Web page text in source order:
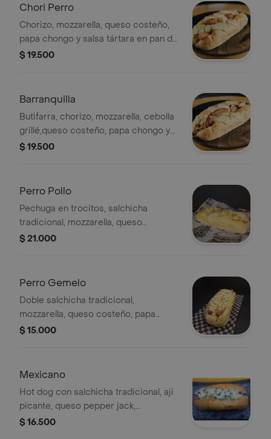
Chori Perro
Chorizo, mozzarella, queso costeño,
papa chongo y salsa tártara en pan de
perro caliente.
$ 19.500
Barranquilla
Butifarra, chorizo, mozzarella, cebolla
grillé,queso costeño, papa chongo y
salsa tártara
$ 19.500
Perro Pollo
Pechuga en trocitos, salchicha
tradicional, mozzarella, queso
costeño, papa chongo y salsa tártara
$ 21.000
Perro Gemelo
Doble salchicha tradicional,
mozzarella, queso costeño, papa
chongo y salsa tártara
$ 15.000
Mexicano
Hot dog con salchicha tradicional, ají
picante, queso pepper jack,
chimichurri, cebolla, queso costeño,
$ 16.500